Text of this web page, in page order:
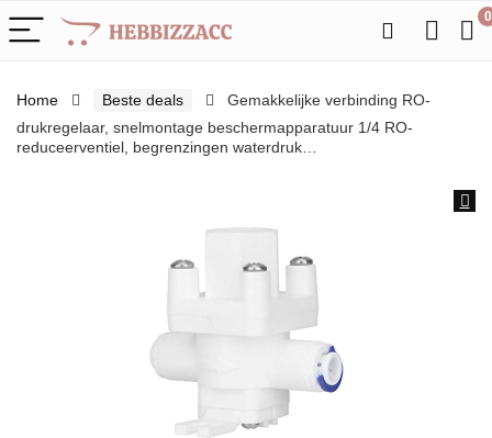
0
Home Beste deals
Gemakkelijke verbinding RO-
drukregelaar, snelmontage beschermapparatuur 1/4 RO-
reduceerventiel, begrenzingen waterdruk…